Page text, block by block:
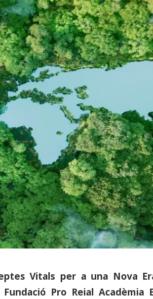
Vitals per a una Nova
Fundació Pro Reial Acadèmia